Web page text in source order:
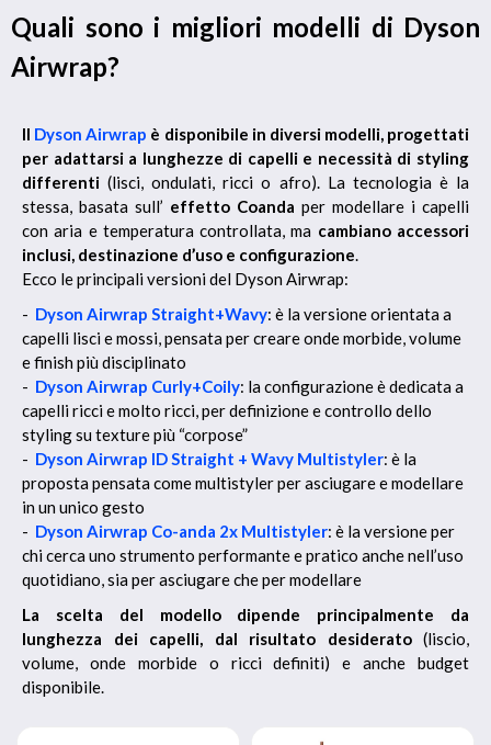
Quali sono i migliori modelli di Dyson
Airwrap?
Il Dyson Airwrap è disponibile in diversi modelli, progettati
per adattarsi a lunghezze di capelli e necessità di styling
differenti(lisci, ondulati, ricci o afro). La tecnologia è la
stessa, basata sull’ effetto Coanda per modellare i capelli
con aria e temperatura controllata, ma cambiano accessori
inclusi, destinazione d’uso e configurazione.
Ecco le principali versioni del Dyson Airwrap:
- Dyson Airwrap Straight+Wavy: è la versione orientata a
capelli lisci e mossi, pensata per creare onde morbide, volume
e finish più disciplinato
- Dyson Airwrap Curly+Coily: la configurazione è dedicata a
capelli ricci e molto ricci, per definizione e controllo dello
styling su texture più “corpose”
- Dyson Airwrap ID Straight + Wavy Multistyler: è la
proposta pensata come multistyler per asciugare e modellare
in un unico gesto
- Dyson Airwrap Co-anda 2x Multistyler: è la versione per
chi cerca uno strumento performante e pratico anche nell’uso
quotidiano, sia per asciugare che per modellare
La scelta del modello dipende principalmente da
lunghezza dei capelli, dal risultato desiderato (liscio,
volume, onde morbide o ricci definiti) e anche budget
disponibile.